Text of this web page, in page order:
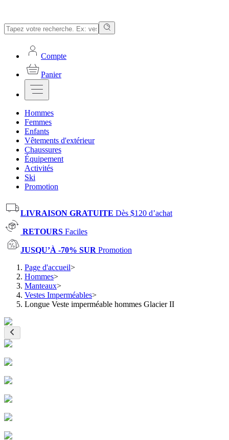
Compte
Panier
Hommes
Femmes
Enfants
Vêtements d'extérieur
Chaussures
Équipement
Activités
Ski
Promotion
LIVRAISON GRATUITE Dès $120 d’achat
RETOURS Faciles
JUSQU’À -70% SUR Promotion
Page d'accueil>
Hommes>
Manteaux>
Vestes Imperméables>
Longue Veste imperméable hommes Glacier II